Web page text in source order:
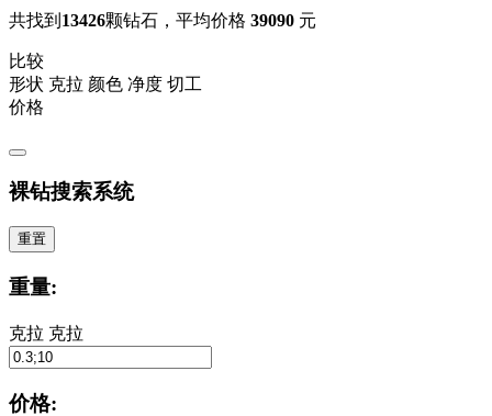
共找到 13426颗钻石，平均价格 39090 元
比较
形状 克拉 颜色 净度 切工
价格
裸钻搜索系统
重置
重量:
克拉 克拉
价格: